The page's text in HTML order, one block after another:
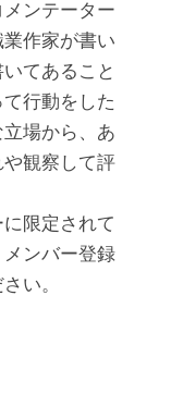
ンテーター
作家が書い
てあること
行動をした
場から、あ
観察して評
限定されて
ンバー登録
い。